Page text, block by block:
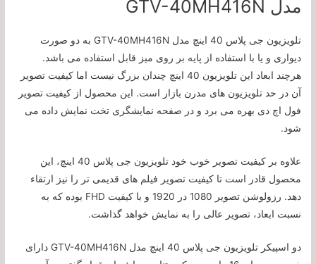
مدل GTV-40MH416N
تلویزیون جی پلاس 40 اینچ مدل GTV-40MH416N به دو صورت
دیواری و یا با استفاده از پایه بر روی میز قابل استفاده می باشد.
هرچند ابعاد این تلویزیون 40 اینچ چندان بزرگ نیست اما کیفیت تصویر
آن در حد تلویزیون های مدرن بازار است. این محصول از کیفیت تصویر
فول اچ دی بهره می برد و در صفحه نمایشگری تخت نمایش داده می
شود.
علاوه بر کیفیت تصویر خوب خود تلویزیون جی پلاس 40 اینچ، این
محصول قادر است تا کیفیت تصویر فیلم های قدیمی تر را نیز ارتقاء
دهد. رزولوشن تصویر 1080 در 1920 و با کیفیت FHD بوده که به
نسبت ابعاد، تصویر عالی را به نمایش خواهد گذاشت.
دو اسپیکر تلویزیون جی پلاس 40 اینچ مدل GTV-40MH416N دارای